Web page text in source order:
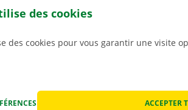
Pour nous, la transparence et
des cookies
des cookies pour vous garantir une visite
ACCEPTER